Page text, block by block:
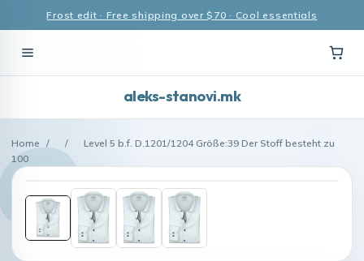
Frost edit · Free shipping over $70 · Cool essentials
aleks-stanovi.mk
Home / /
Level 5 b.f. D.1201/1204 Größe:39 Der Stoff besteht zu
100